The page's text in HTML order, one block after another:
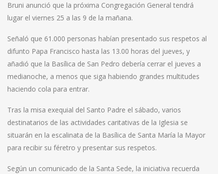
Bruni anunció que la próxima Congregación General tendrá
lugar el viernes 25 a las 9 de la mañana.
Señaló que 61.000 personas habían presentado sus respetos al
difunto Papa Francisco hasta las 13.00 horas del jueves, y
añadió que la Basílica de San Pedro debería cerrar el jueves a
medianoche, a menos que siga habiendo grandes multitudes
haciendo cola para entrar.
Tras la misa exequial del Santo Padre el sábado, varios
destinatarios de las actividades caritativas de la Iglesia se
situarán en la escalinata de la Basílica de Santa María la Mayor
para recibir su féretro y presentar sus respetos.
Según un comunicado de la Santa Sede, la iniciativa recuerda